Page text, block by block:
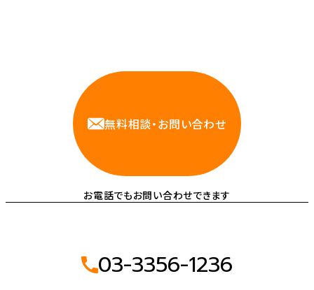
無料相談・お問い合わせ
お電話でもお問い合わせできます
03-3356-1236